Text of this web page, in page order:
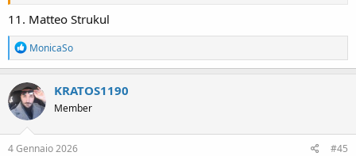
11. Matteo Strukul
R
e
a
c
t
i
o
n
s
MonicaSo
KRATOS1190
Member
4 Gennaio 2026 #45